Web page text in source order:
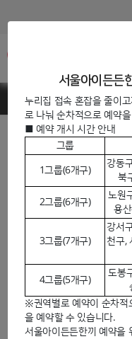
서울아이든든한끼
서울아이든든
누리집 접속 혼잡을 줄이
로 나눠 순차적으로 예약
■ 예약 개시 시간 안내
그룹
1그룹(6개구)
강동
북
2그룹(6개구)
노원
용
3그룹(7개구)
강서
천구,
4그룹(5개구)
도봉
※권역별로 예약이 순차적
을 예약할 수 있습니다.
서울아이든든한끼 예약을
서울아이든든
센터 선택